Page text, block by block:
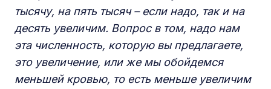
тысячу, на пять тысяч – если надо, так и на
десять увеличим. Вопрос в том, надо нам
эта численность, которую вы предлагаете,
это увеличение, или же мы обойдемся
меньшей кровью, то есть меньше увеличим